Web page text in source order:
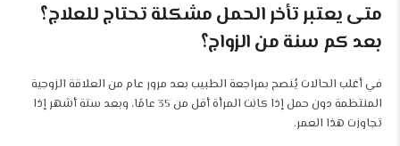
متى يعتبر تأخر الحمل مشكلة تحتاج للعلاج؟
بعد كم سنة من الزواج؟
في أغلب الحالات يُنصح بمراجعة الطبيب بعد مرور عام من العلاقة الزوجية
المنتظمة دون حمل إذا كانت المرأة أقل من 35 عامًا، وبعد ستة أشهر إذا
تجاوزت هذا العمر.